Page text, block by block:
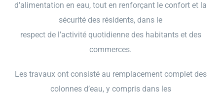
d’alimentation en eau, tout en renforçant le confort et la
sécurité des résidents, dans le
respect de l’activité quotidienne des habitants et des
commerces.
Les travaux ont consisté au remplacement complet des
colonnes d’eau, y compris dans les